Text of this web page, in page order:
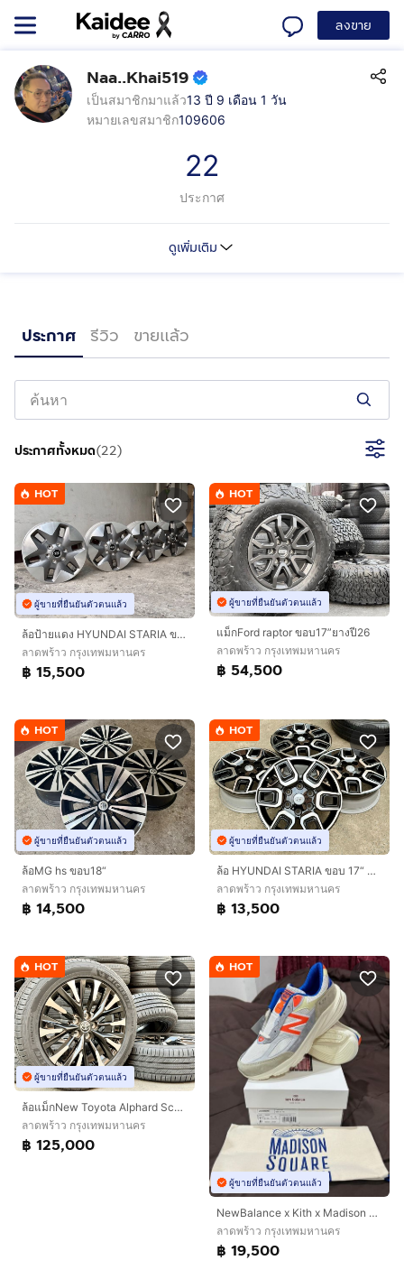
ลงขาย
Naa..Khai519
เป็นสมาชิกมาแล้ว13 ปี 9 เดือน 1 วัน
หมายเลขสมาชิก109606
22
ประกาศ
ดูเพิ่มเติม
ประกาศ รีวิว ขายแล้ว
ประกาศทั้งหมด(22)
HOT
ผู้ขายที่ยืนยันตัวตนแล้ว
ล้อป้ายแดง HYUNDAI STARIA ขอบ18”7”
ลาดพร้าว กรุงเทพมหานคร
฿ 15,500
HOT
ผู้ขายที่ยืนยันตัวตนแล้ว
แม็กFord raptor ขอบ17”ยางปี26
ลาดพร้าว กรุงเทพมหานคร
฿ 54,500
HOT
ผู้ขายที่ยืนยันตัวตนแล้ว
ล้อMG hs ขอบ18“
ลาดพร้าว กรุงเทพมหานคร
฿ 14,500
HOT
ผู้ขายที่ยืนยันตัวตนแล้ว
ล้อ HYUNDAI STARIA ขอบ 17“ พร้อมแถมยาง
ลาดพร้าว กรุงเทพมหานคร
฿ 13,500
HOT
ผู้ขายที่ยืนยันตัวตนแล้ว
ล้อแม็กNew Toyota Alphard Sc40 19"ยางปี26
ลาดพร้าว กรุงเทพมหานคร
฿ 125,000
HOT
ผู้ขายที่ยืนยันตัวตนแล้ว
NewBalance x Kith x Madison Square 990V6
ลาดพร้าว กรุงเทพมหานคร
฿ 19,500